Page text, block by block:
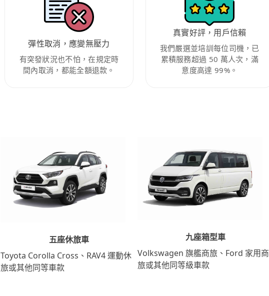
彈性取消，應變無壓力
有突發狀況也不怕，在規定時
間內取消，都能全額退款。
真實好評，用戶信賴
我們嚴選並培訓每位司機，已
累積服務超過 50 萬人次，滿
意度高達 99%。
五座休旅車
Toyota Corolla Cross、RAV4 運動休
旅或其他同等車款
九座箱型車
Volkswagen 旗艦商旅、Ford 家用商
旅或其他同等級車款